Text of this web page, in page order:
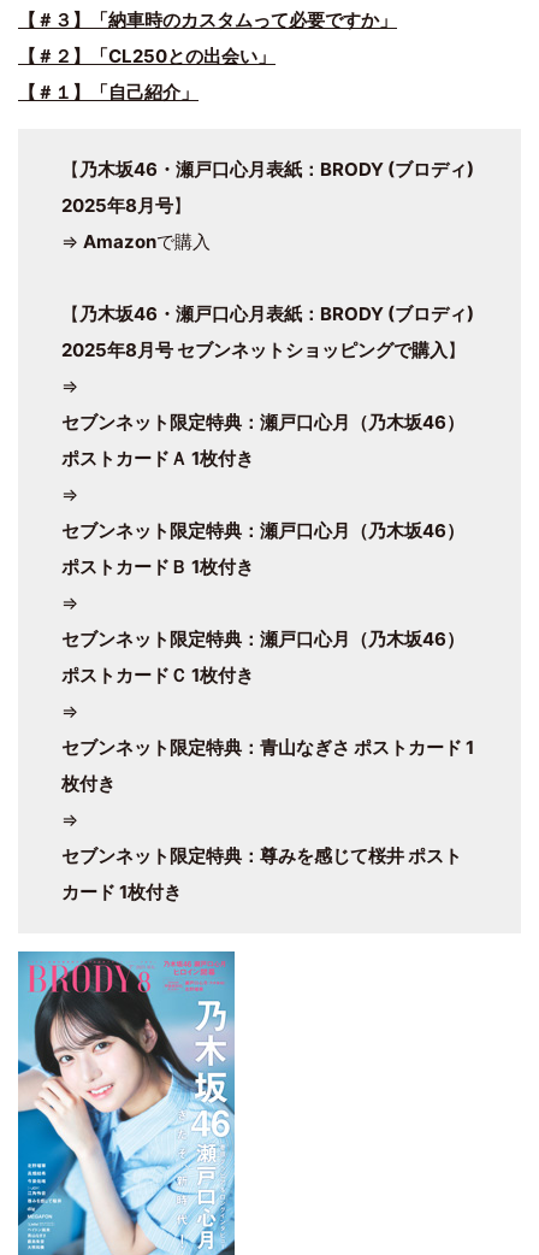
【＃３】「納車時のカスタムって必要ですか」
【＃２】「CL250との出会い」
【＃１】「自己紹介」
【乃木坂46・瀬戸口心月表紙：BRODY (ブロディ)
2025年8月号】
⇒ Amazonで購入
【乃木坂46・瀬戸口心月表紙：BRODY (ブロディ)
2025年8月号 セブンネットショッピングで購入】
⇒
セブンネット限定特典：瀬戸口心月（乃木坂46）
ポストカードＡ 1枚付き
⇒
セブンネット限定特典：瀬戸口心月（乃木坂46）
ポストカードＢ 1枚付き
⇒
セブンネット限定特典：瀬戸口心月（乃木坂46）
ポストカードＣ 1枚付き
⇒
セブンネット限定特典：青山なぎさ ポストカード 1
枚付き
⇒
セブンネット限定特典：尊みを感じて桜井 ポスト
カード 1枚付き